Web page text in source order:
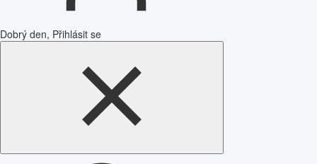
Dobrý den, Přihlásit se